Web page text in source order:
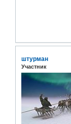
штурман
Участник